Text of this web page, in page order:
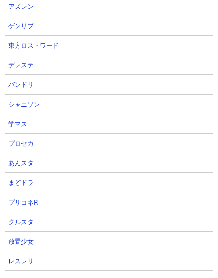
「ネコレンジャー」さんの攻略動画です。魔女キラーなしで覚醒
ムートとゴロにゃーんの無課金2種のみで挑んでいます。ゴロにゃ
ーんの発射タイミングさえ間違わなければ完全にワルプルギスを
張り付けることができるので、あとはそこに覚醒ムートを投げて
削ろうという戦い方。ムートの再生産にとにかく時間がかかるの
で、クリアまでにかかる時間はかなり覚悟が必要です。
アズレン
ゲンリプ
東方ロストワード
デレステ
バンドリ
シャニソン
学マス
プロセカ
あんスタ
まどドラ
プリコネR
クルスタ
放置少女
レスレリ